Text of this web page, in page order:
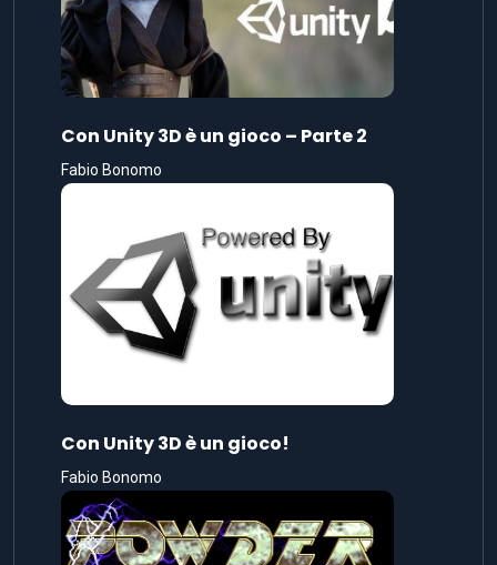
Con Unity 3D è un gioco – Parte 2
Fabio Bonomo
Con Unity 3D è un gioco!
Fabio Bonomo